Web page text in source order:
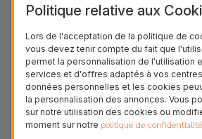
14, 13, 12, entre autres, ainsi
Protection à 3 couches
silicone
Nos coques en silicone pour
construction robuste et de
Politique relative aux
Lors de l'acceptation de la politique de
vous devez tenir compte du fait que
permet la personnalisation de l'utilisation
services et d'offres adaptés à vos
données personnelles et les cookies
la personnalisation des annonces. Vous
sur notre utilisation des cookies ou
moment sur notre politique de confidentialité